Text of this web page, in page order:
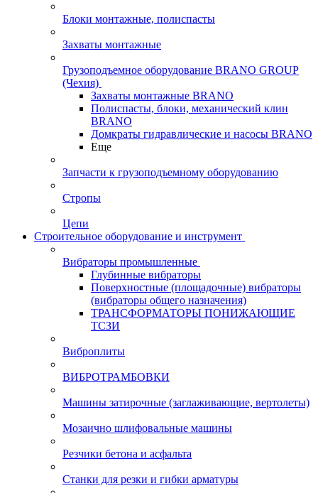
Блоки монтажные, полиспасты
Захваты монтажные
Грузоподъемное оборудование BRANO GROUP
(Чехия)
Захваты монтажные BRANO
Полиспасты, блоки, механический клин
BRANO
Домкраты гидравлические и насосы BRANO
Еще
Запчасти к грузоподъемному оборудованию
Стропы
Цепи
Строительное оборудование и инструмент
Вибраторы промышленные
Глубинные вибраторы
Поверхностные (площадочные) вибраторы
(вибраторы общего назначения)
ТРАНСФОРМАТОРЫ ПОНИЖАЮЩИЕ
ТСЗИ
Виброплиты
ВИБРОТРАМБОВКИ
Машины затирочные (заглаживающие, вертолеты)
Мозаично шлифовальные машины
Резчики бетона и асфальта
Станки для резки и гибки арматуры